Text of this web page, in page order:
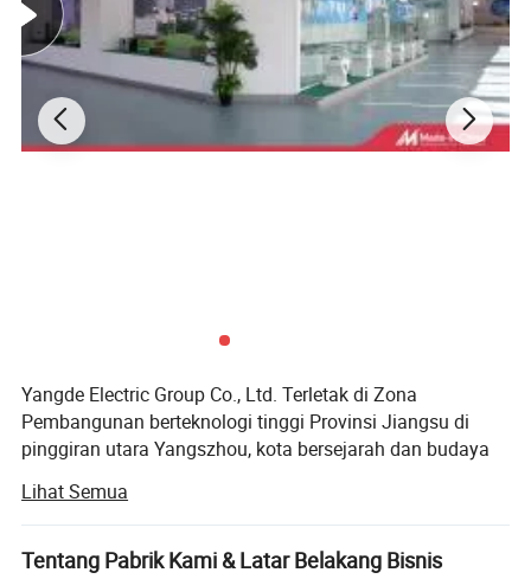
Material tambahan Pentanahan + saluran Atur
Yangde Electric Group Co., Ltd. Terletak di Zona
Pembangunan berteknologi tinggi Provinsi Jiangsu di
pinggiran utara Yangszhou, kota bersejarah dan budaya
2012 dengan modal tercatat sebesar 138 juta yuan. Ini
adalah perusahaan besar Group yang bergerak di bidang
R & D, desain, produksi, pemasaran dan konstruksi
Lihat Semua
Tentang Pabrik Kami & Latar Belakang Bisnis